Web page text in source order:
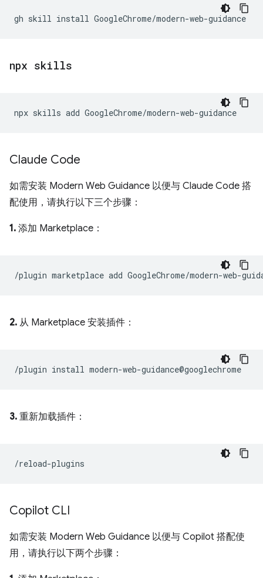
gh skill install
npx skills
npx skills add
Claude Code
如需安装 Modern Web Guidance 以便与 Claude Code 搭
配使用，请执行以下三个步骤：
1. 添加 Marketplace：
2. 从 Marketplace 安装插件：
3. 重新加载插件：
Copilot CLI
如需安装 Modern Web Guidance 以便与 Copilot 搭配使
用，请执行以下两个步骤：